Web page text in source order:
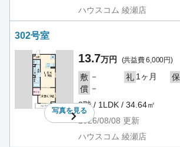
ハウスコム 綾瀬店
302号室
写真を見る
13.7万円 (共益費 6,000円)
敷 － 礼 1ヶ月 保
償 －
3階 / 1LDK / 34.64㎡
2026/08/08 更新
ハウスコム 綾瀬店